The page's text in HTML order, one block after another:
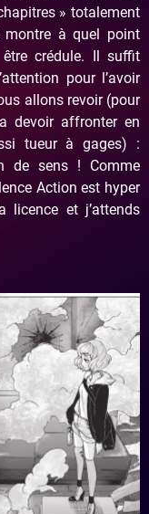
» totalement
montre à quel point
crédule. Il suffit
pour l’avoir
allons revoir (pour
devoir affronter en
tueur à gages) :
de sens ! Comme
Action est hyper
et j’attends